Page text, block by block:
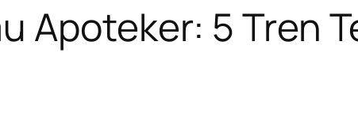
Apoteker: 5 Tren